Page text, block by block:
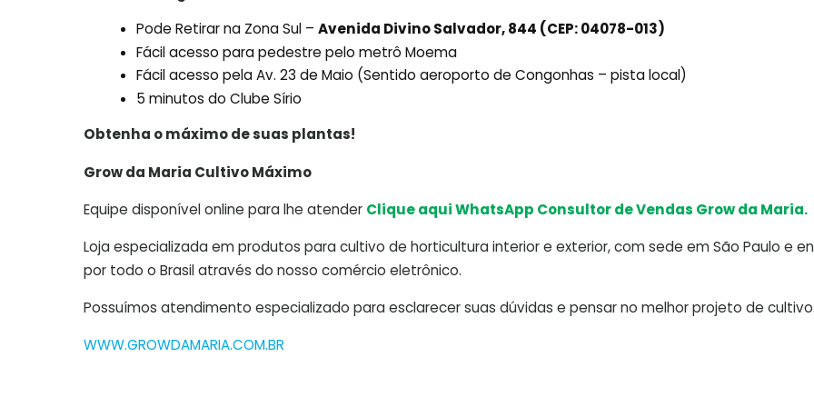
Pode Retirar na Zona Sul –Avenida Divino Salvador, 844 (CEP: 04078-013)
Fácil acesso para pedestre pelo metrô Moema
Fácil acesso pela Av. 23 de Maio (Sentido aeroporto de Congonhas – pista local)
5 minutos do Clube Sírio
Obtenha o máximo de suas plantas!
Grow da Maria Cultivo Máximo
Equipe disponível online para lhe atender Clique aqui WhatsApp Consultor de Vendas Grow da Maria.
Loja especializada em produtos para cultivo de horticultura interior e exterior, com sede em São Paulo e
por todo o Brasil através do nosso comércio eletrônico.
Possuímos atendimento especializado para esclarecer suas dúvidas e pensar no melhor projeto de cultivo.
WWW.GROWDAMARIA.COM.BR